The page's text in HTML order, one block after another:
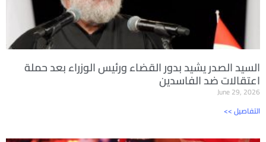
السيد الصدر يشيد بدور القضاء ورئيس الوزراء بعد حملة
اعتقالات ضد الفاسدين
June 29, 2026
<< التفاصيل